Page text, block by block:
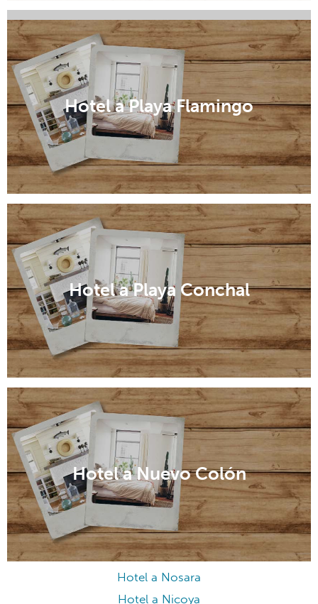
Hotel a Islita
Hotel a Playa Flamingo
Hotel a Playa Conchal
Hotel a Nuevo Colón
Hotel a Nosara
Hotel a Nicoya